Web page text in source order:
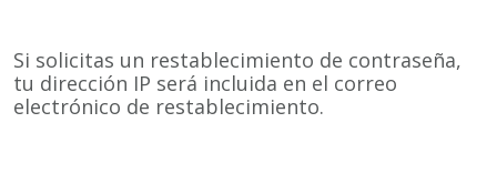
Si solicitas un restablecimiento de contraseña,
tu dirección IP será incluida en el correo
electrónico de restablecimiento.